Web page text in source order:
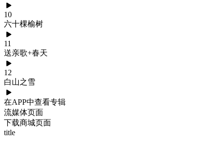
10
六十棵榆树
11
送亲歌+春天
12
白山之雪
在APP中查看专辑
流媒体页面
下载商城页面
title